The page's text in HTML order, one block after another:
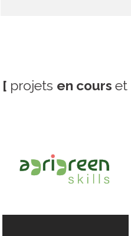
[ projets en courset